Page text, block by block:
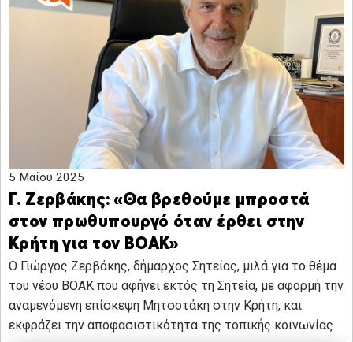
5 Μαΐου 2025
Γ. Ζερβάκης: «Θα βρεθούμε μπροστά
στον πρωθυπουργό όταν έρθει στην
Κρήτη για τον ΒΟΑΚ»
Ο Γιώργος Ζερβάκης, δήμαρχος Σητείας, μιλά για το θέμα
του νέου ΒΟΑΚ που αφήνει εκτός τη Σητεία, με αφορμή την
αναμενόμενη επίσκεψη Μητσοτάκη στην Κρήτη, και
εκφράζει την αποφασιστικότητα της τοπικής κοινωνίας